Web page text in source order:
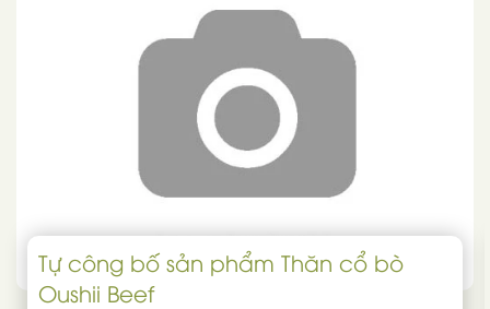
Tự công bố sản phẩm Thăn cổ bò
Oushii Beef